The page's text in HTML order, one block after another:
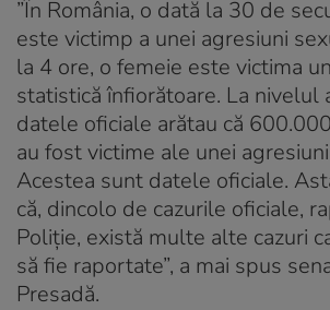
”În România, o dată la 30 de
este victimp a unei agresiuni
la 4 ore, o femeie este victima
statistică înfiorătoare. La nivelul
datele oficiale arătau că
au fost victime ale unei
Acestea sunt datele oficiale.
că, dincolo de cazurile oficiale,
Poliție, există multe alte cazuri
să fie raportate”, a mai spus
Presadă.